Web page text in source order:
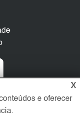
X
e oferecer